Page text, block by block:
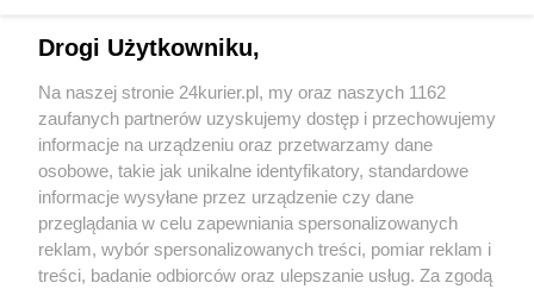
CZYTAJ TAKŻE
Szkolenia e-learningowe dla przyszłych mam
POGODA
25℃
Drogi Użytkowniku,
Na naszej stronie 24kurier.pl, my oraz naszych 1162
zaufanych partnerów uzyskujemy dostęp i przechowujemy
informacje na urządzeniu oraz przetwarzamy dane
osobowe, takie jak unikalne identyfikatory, standardowe
informacje wysyłane przez urządzenie czy dane
przeglądania w celu zapewniania spersonalizowanych
reklam, wybór spersonalizowanych treści, pomiar reklam i
treści, badanie odbiorców oraz ulepszanie usług. Za zgodą